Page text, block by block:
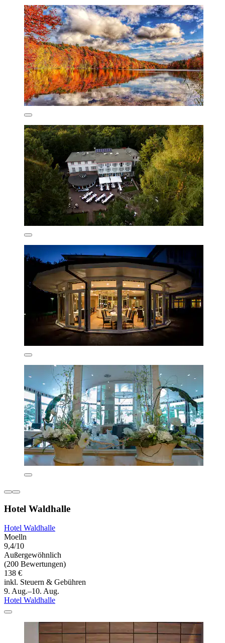
Hotel Waldhalle
Hotel Waldhalle
Moelln
9,4/10
Außergewöhnlich
(200 Bewertungen)
138 €
inkl. Steuern & Gebühren
9. Aug.–10. Aug.
Hotel Waldhalle